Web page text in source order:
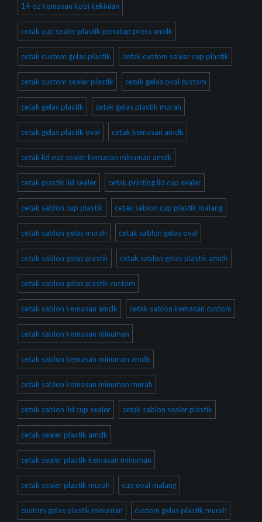
14 oz kemasan kopi kekinian
cetak cup sealer plastik penutup press amdk
cetak custom gelas plastik cetak custom sealer cup plastik
cetak custom sealer plastik cetak gelas oval custom
cetak gelas plastik cetak gelas plastik murah
cetak gelas plastik oval cetak kemasan amdk
cetak lid cup sealer kemasan minuman amdk
cetak plastik lid sealer cetak printing lid cup sealer
cetak sablon cup plastik cetak sablon cup plastik malang
cetak sablon gelas murah cetak sablon gelas oval
cetak sablon gelas plastik cetak sablon gelas plastik amdk
cetak sablon gelas plastik custom
cetak sablon kemasan amdk cetak sablon kemasan custom
cetak sablon kemasan minuman
cetak sablon kemasan minuman amdk
cetak sablon kemasan minuman murah
cetak sablon lid cup sealer cetak sablon sealer plastik
cetak sealer plastik amdk
cetak sealer plastik kemasan minuman
cetak sealer plastik murah cup oval malang
custom gelas plastik minuman custom gelas plastik murah